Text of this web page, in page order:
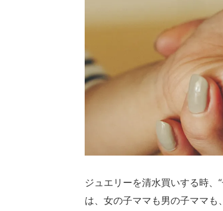
ジュエリーを清水買いする時、
は、女の子ママも男の子ママ